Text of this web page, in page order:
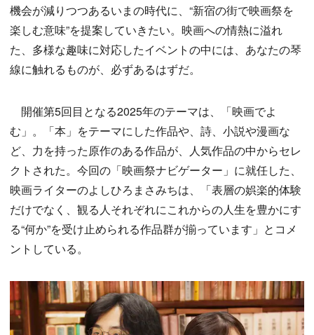
機会が減りつつあるいまの時代に、“新宿の街で映画祭を
楽しむ意味”を提案していきたい。映画への情熱に溢れ
た、多様な趣味に対応したイベントの中には、あなたの琴
線に触れるものが、必ずあるはずだ。
開催第5回目となる2025年のテーマは、「映画でよ
む」。「本」をテーマにした作品や、詩、小説や漫画な
ど、力を持った原作のある作品が、人気作品の中からセレ
クトされた。今回の「映画祭ナビゲーター」に就任した、
映画ライターのよしひろまさみちは、「表層の娯楽的体験
だけでなく、観る人それぞれにこれからの人生を豊かにす
る“何か”を受け止められる作品群が揃っています」とコメ
ントしている。